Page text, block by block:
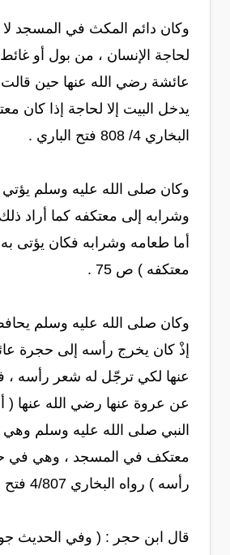
وكان دائم المكث في المسجد لا
لحاجة الإنسان ، من بول أو
عائشة رضي الله عنها حين
يدخل البيت إلا لحاجة إذا كان
البخاري 4/ 808 فتح الباري .
وكان صلى الله عليه وسلم يؤتي
وشرابه إلى معتكفه كما أراد
أما طعامه وشرابه فكان يؤتى
معتكفه ) ص 75 .
وكان صلى الله عليه وسلم
إذْ كان يخرج رأسه إلى حجرة
عنها لكي ترجّل له شعر رأسه ،
عن عروة عنها رضي الله عنها (
النبي صلى الله عليه وسلم
معتكف في المسجد ، وهي في
رأسه ) رواه البخاري 4/807 فتح الباري ز
قال ابن حجر : ( وفي الحديث